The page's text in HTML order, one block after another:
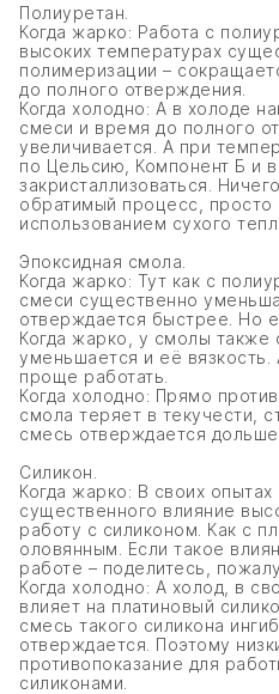
Полиуретан.
Когда жарко: Работа с
высоких температурах
полимеризации –
до полного отверждения.
Когда холодно: А в холоде
смеси и время до полного
увеличивается. А при
по Цельсию, Компонент Б и
закристаллизоваться.
обратимый процесс, просто
использованием сухого
Эпоксидная смола.
Когда жарко: Тут как с
смеси существенно
отверждается быстрее. Но
Когда жарко, у смолы также
уменьшается и её
проще работать.
Когда холодно: Прямо
смола теряет в текучести,
смесь отверждается
Силикон.
Когда жарко: В своих
существенного влияние
работу с силиконом. Как с
оловянным. Если такое
работе – поделитесь,
Когда холодно: А холод, в
влияет на платиновый
смесь такого силикона
отверждается. Поэтому
противопоказание для
силиконами.